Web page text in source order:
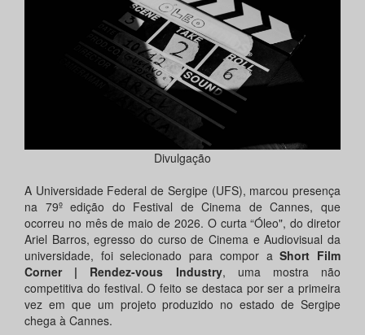
Divulgação
A Universidade Federal de Sergipe (UFS), marcou presença
na 79º edição do Festival de Cinema de Cannes, que
ocorreu no mês de maio de 2026. O curta “Óleo", do diretor
Ariel Barros, egresso do curso de Cinema e Audiovisual da
universidade, foi selecionado para compor aShort Film
Corner | Rendez-vous Industry, uma mostra não
competitiva do festival. O feito se destaca por ser a primeira
vez em que um projeto produzido no estado de Sergipe
chega à Cannes.